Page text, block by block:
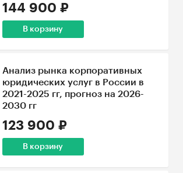
144 900 ₽
В корзину
Анализ рынка корпоративных
юридических услуг в России в
2021-2025 гг, прогноз на 2026-
2030 гг
123 900 ₽
В корзину